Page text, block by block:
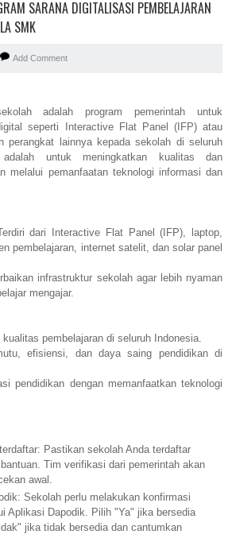
SARANA DIGITALISASI PEMBELAJARAN
SMK
Add Comment
adalah program pemerintah untuk
seperti Interactive Flat Panel (IFP) atau
perangkat lainnya kepada sekolah di seluruh
adalah untuk meningkatkan kualitas dan
melalui pemanfaatan teknologi informasi dan
dari Interactive Flat Panel (IFP), laptop,
pembelajaran, internet satelit, dan solar panel
infrastruktur sekolah agar lebih nyaman
mengajar.
kualitas pembelajaran di seluruh Indonesia.
efisiensi, dan daya saing pendidikan di
pendidikan dengan memanfaatkan teknologi
Pastikan sekolah Anda terdaftar
Tim verifikasi dari pemerintah akan
awal.
Sekolah perlu melakukan konfirmasi
Aplikasi Dapodik. Pilih "Ya" jika bersedia
jika tidak bersedia dan cantumkan